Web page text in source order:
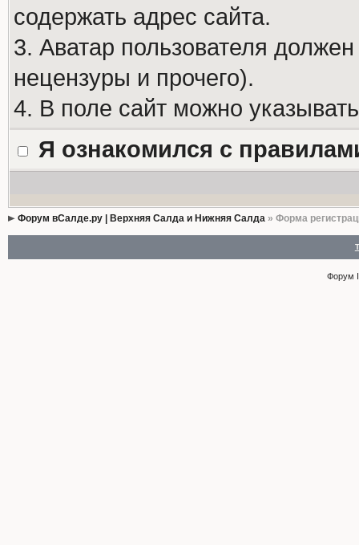
содержать адрес сайта.
3. Аватар пользователя
нецензуры и прочего).
4. В поле сайт можно
Я ознакомился с
Форум вСалде.ру | Верхняя Салда и Нижняя Салда» Форма
Форум